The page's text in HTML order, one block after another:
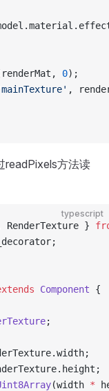
0);
,
readPixels方法读
typescript
RenderTexture }
Component {
;
(width *